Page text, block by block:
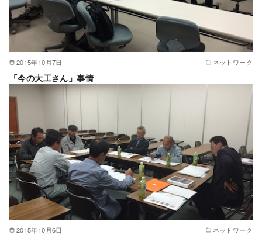
2015年10月7日 ネットワーク
「今の大工さん」事情
2015年10月6日 ネットワーク